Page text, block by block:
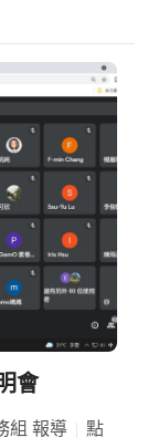
會
組 報導
點